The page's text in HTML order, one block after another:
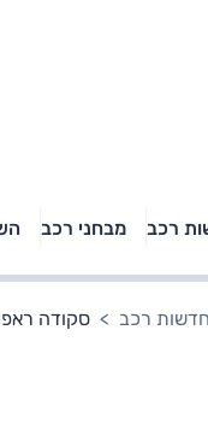
רכב מבחני רכב
באיזה רכב
חדשות רכב סקודה